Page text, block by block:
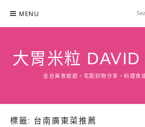
content
MENU
大胃米粒
全台美食旅遊。宅配好物分享。料理食
標籤: 台南廣東菜推薦